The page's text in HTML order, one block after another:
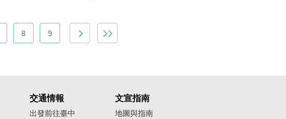
8 9
交通情報
出發前往臺中
文宣指南
地圖與指南